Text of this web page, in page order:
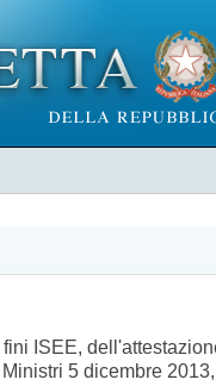
ISEE,
5 dicembre